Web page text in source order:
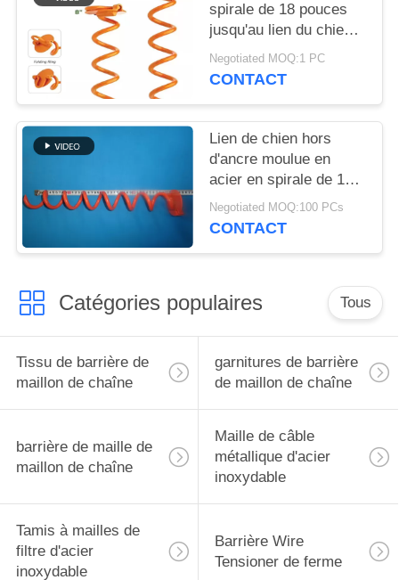
spirale de 18 pouces
jusqu'au lien du chien
500lbs
Negotiated MOQ:1 PC
CONTACT
Lien de chien hors
d'ancre moulue en
acier en spirale de 12
enjeux de pouce
Negotiated MOQ:100 PCs
CONTACT
Catégories populaires Tous
Tissu de barrière de
maillon de chaîne
garnitures de barrière
de maillon de chaîne
barrière de maille de
maillon de chaîne
Maille de câble
métallique d'acier
inoxydable
Tamis à mailles de
filtre d'acier
inoxydable
Barrière Wire
Tensioner de ferme